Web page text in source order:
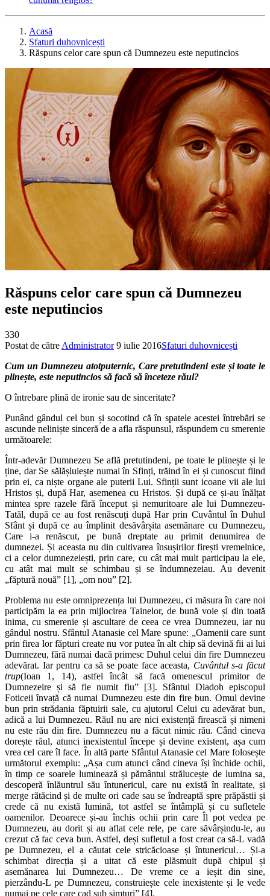
Acasă
Sfaturi duhovnicești
Răspuns celor care spun că Dumnezeu este neputincios
Răspuns celor care spun că Dumnezeu
este neputincios
330
Postat de către Administrator 9 iulie 2016Sfaturi duhovnicești
Cum un Dumnezeu atotputernic, Care pretutindeni este și toate le
plinește, este neputincios să facă să înceteze răul?
O întrebare plină de ironie sau de sinceritate?
Punând gândul cel bun și socotind că în spatele acestei întrebări se
ascunde neliniște sinceră de a afla răspunsul, răspundem cu smerenie
următoarele:
Într-adevăr Dumnezeu Se află pretutindeni, pe toate le plinește și le
ține, dar Se sălășluiește numai în Sfinți, trăind în ei și cunoscut fiind
prin ei, ca niște organe ale puterii Lui. Sfinții sunt icoane vii ale lui
Hristos și, după Har, asemenea cu Hristos. Și după ce și-au înălțat
mintea spre razele fără început și nemuritoare ale lui Dumnezeu-
Tatăl, după ce au fost renăscuți după Har prin Cuvântul în Duhul
Sfânt și după ce au împlinit desăvârșita asemănare cu Dumnezeu,
Care i-a renăscut, pe bună dreptate au primit denumirea de
dumnezei. Și aceasta nu din cultivarea însușirilor firești vremelnice,
ci a celor dumnezeiești, prin care, cu cât mai mult participau la ele,
cu atât mai mult se schimbau și se îndumnezeiau. Au devenit
„făptură nouă” [1], „om nou” [2].
Problema nu este omniprezența lui Dumnezeu, ci măsura în care noi
participăm la ea prin mijlocirea Tainelor, de bună voie și din toată
inima, cu smerenie și ascultare de ceea ce vrea Dumnezeu, iar nu
gândul nostru. Sfântul Atanasie cel Mare spune: „Oamenii care sunt
prin firea lor făpturi create nu vor putea în alt chip să devină fii ai lui
Dumnezeu, fără numai dacă primesc Duhul celui din fire Dumnezeu
adevărat. Iar pentru ca să se poate face aceasta, Cuvântul s-a făcut
trup(Ioan 1, 14), astfel încât să facă omenescul primitor de
Dumnezeire și să fie numit fiu” [3]. Sfântul Diadoh episcopul
Foticeii învață că numai Dumnezeu este din fire bun. Omul devine
bun prin strădania făptuirii sale, cu ajutorul Celui cu adevărat bun,
adică a lui Dumnezeu. Răul nu are nici existență firească și nimeni
nu este rău din fire. Dumnezeu nu a făcut nimic rău. Când cineva
dorește răul, atunci inexistentul începe și devine existent, așa cum
vrea cel care îl face. În altă parte Sfântul Atanasie cel Mare folosește
următorul exemplu: „Așa cum atunci când cineva își închide ochii,
în timp ce soarele luminează și pământul strălucește de lumina sa,
descoperă înlăuntrul său întunericul, care nu există în realitate, și
merge rătăcind și de multe ori cade sau se îndreaptă spre prăpăstii și
crede că nu există lumină, tot astfel se întâmplă și cu sufletele
oamenilor. Deoarece și-au închis ochii prin care Îl pot vedea pe
Dumnezeu, au dorit și au aflat cele rele, pe care săvârșindu-le, au
crezut că fac ceva bun. Astfel, deși sufletul a fost creat ca să-L vadă
pe Dumnezeu, el a căutat cele stricăcioase și întunericul… Și-a
schimbat direcția și a uitat că este plăsmuit după chipul și
asemănarea lui Dumnezeu… De vreme ce a ieșit din sine,
pierzându-L pe Dumnezeu, construiește cele inexistente și le vede
numai pe cele care cad sub simțuri” [4].